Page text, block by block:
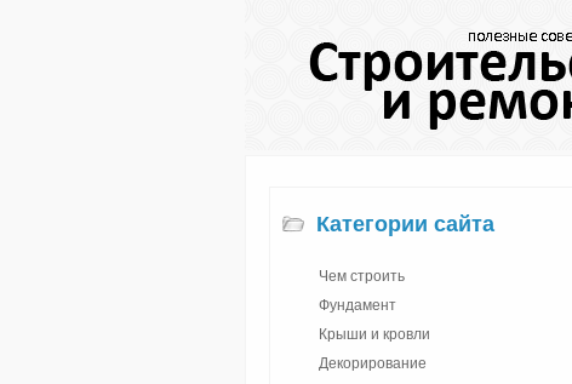
Категории сайта
Чем строить
Фундамент
Крыши и кровли
Декорирование